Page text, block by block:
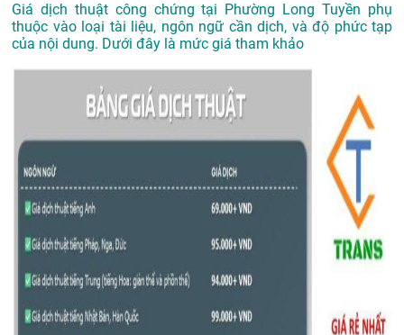
Giá dịch thuật công chứng tại Phường Long Tuyền phụ
thuộc vào loại tài liệu, ngôn ngữ cần dịch, và độ phức tạp
của nội dung. Dưới đây là mức giá tham khảo